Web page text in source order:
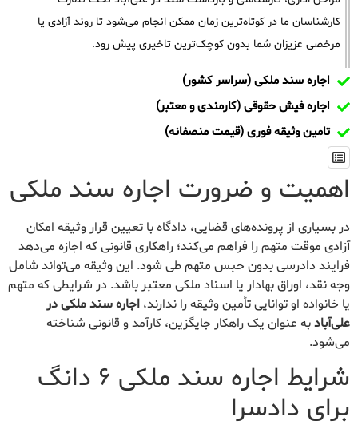
کارشناسان ما در کوتاه‌ترین زمان ممکن انجام می‌شود تا روند آزادی یا
مرخصی عزیزان شما بدون کوچک‌ترین تاخیری پیش رود.
اجاره سند ملکی (سراسر کشور)
اجاره فیش حقوقی (کارمندی و معتبر)
تامین وثیقه فوری (قیمت منصفانه)
اهمیت و ضرورت اجاره سند ملکی
در بسیاری از پرونده‌های قضایی، دادگاه با تعیین قرار وثیقه امکان
آزادی موقت متهم را فراهم می‌کند؛ راهکاری قانونی که اجازه می‌دهد
فرایند دادرسی بدون حبس متهم طی شود. این وثیقه می‌تواند شامل
وجه نقد، اوراق بهادار یا اسناد ملکی معتبر باشد. در شرایطی که متهم
یا خانواده او توانایی تأمین وثیقه را ندارند، اجاره سند ملکی در
علی‌آبادبه عنوان یک راهکار جایگزین، کارآمد و قانونی شناخته
می‌شود.
شرایط اجاره سند ملکی ۶ دانگ
برای دادسرا